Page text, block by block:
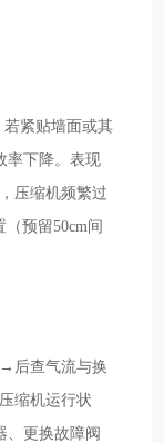
若紧贴墙面或其
率下降。表现
压缩机频繁过
预留50cm间
后查气流与换
缩机运行状
、更换故障阀